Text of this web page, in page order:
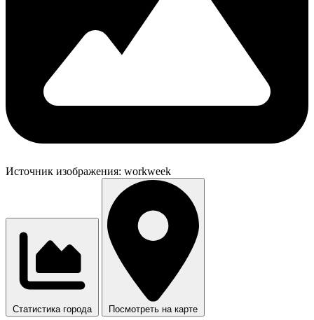
Источник изображения: workweek
Статистика города Посмотреть на карте